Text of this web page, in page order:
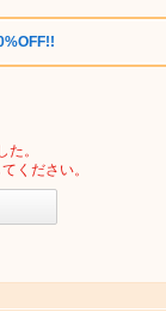
。
ください。